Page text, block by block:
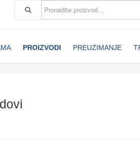
PROIZVODI PREUZIMANJE